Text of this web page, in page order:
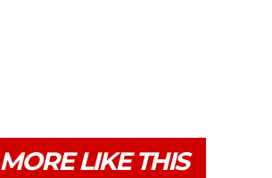
MORE LIKE THIS